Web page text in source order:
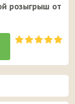
розыгрыш от